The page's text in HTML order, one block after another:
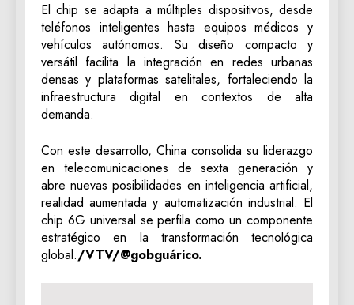
El chip se adapta a múltiples dispositivos, desde
teléfonos inteligentes hasta equipos médicos y
vehículos autónomos. Su diseño compacto y
versátil facilita la integración en redes urbanas
densas y plataformas satelitales, fortaleciendo la
infraestructura digital en contextos de alta
demanda.
Con este desarrollo, China consolida su liderazgo
en telecomunicaciones de sexta generación y
abre nuevas posibilidades en inteligencia artificial,
realidad aumentada y automatización industrial. El
chip 6G universal se perfila como un componente
estratégico en la transformación tecnológica
global./VTV/@gobguárico.